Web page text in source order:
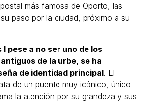
más famosa de Oporto, las
paso por la ciudad, próximo a su
I pese a no ser uno de los
de la urbe, se ha
de identidad principal. El
de un puente muy icónico, único
la atención por su grandeza y sus